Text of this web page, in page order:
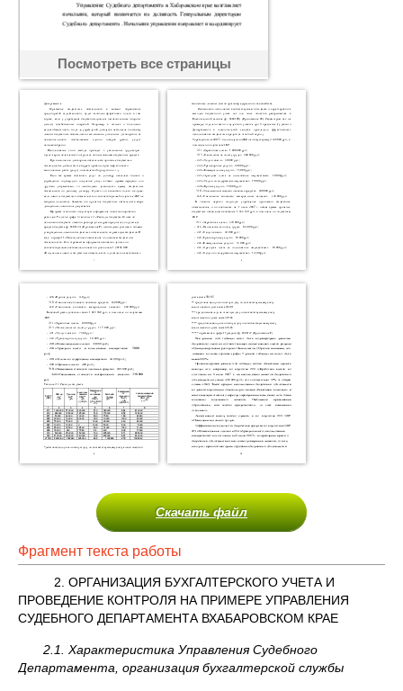
Посмотреть все страницы
Скачать файл
Фрагмент текста работы
2. ОРГАНИЗАЦИЯ БУХГАЛТЕРСКОГО УЧЕТА И
ПРОВЕДЕНИЕ КОНТРОЛЯ НА ПРИМЕРЕ УПРАВЛЕНИЯ
СУДЕБНОГО ДЕПАРТАМЕНТА ВХАБАРОВСКОМ КРАЕ
2.1.
Характеристика Управления Судебного
Департамента, организация бухгалтерской службы